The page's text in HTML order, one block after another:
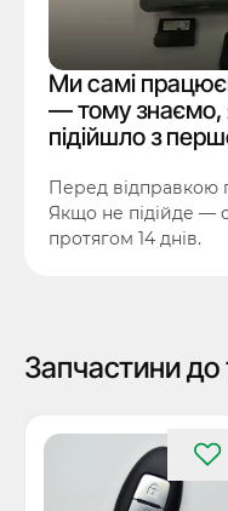
Ми самі
— тому знаємо,
підійшло з
Перед відправкою
Якщо не підійде —
протягом 14 днів.
Запчастини до